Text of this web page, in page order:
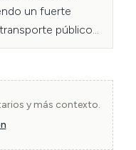
un fuerte
público y
la capital.
y más contexto.